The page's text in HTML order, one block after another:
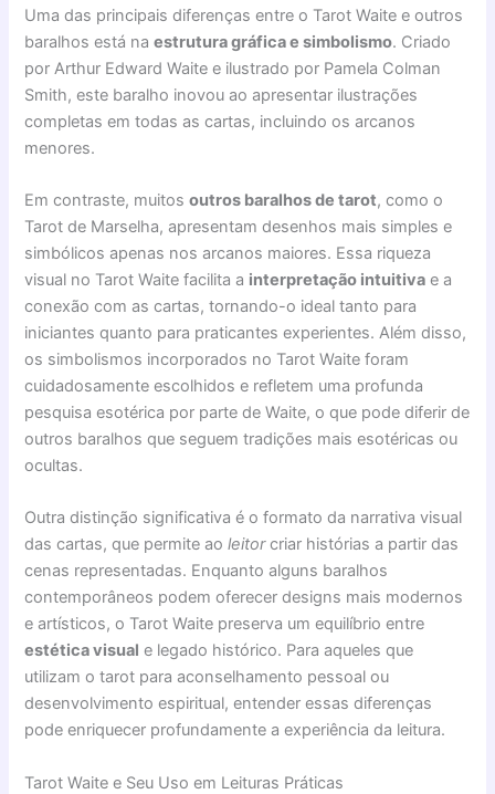
Uma das principais diferenças entre o Tarot Waite e outros
baralhos está naestrutura gráfica e simbolismo. Criado
por Arthur Edward Waite e ilustrado por Pamela Colman
Smith, este baralho inovou ao apresentar ilustrações
completas em todas as cartas, incluindo os arcanos
menores.
Em contraste, muitosoutros baralhos de tarot, como o
Tarot de Marselha, apresentam desenhos mais simples e
simbólicos apenas nos arcanos maiores. Essa riqueza
visual no Tarot Waite facilita a interpretação intuitiva e a
conexão com as cartas, tornando-o ideal tanto para
iniciantes quanto para praticantes experientes. Além disso,
os simbolismos incorporados no Tarot Waite foram
cuidadosamente escolhidos e refletem uma profunda
pesquisa esotérica por parte de Waite, o que pode diferir de
outros baralhos que seguem tradições mais esotéricas ou
ocultas.
Outra distinção significativa é o formato da narrativa visual
das cartas, que permite aoleitorcriar histórias a partir das
cenas representadas. Enquanto alguns baralhos
contemporâneos podem oferecer designs mais modernos
e artísticos, o Tarot Waite preserva um equilíbrio entre
estética visual e legado histórico. Para aqueles que
utilizam o tarot para aconselhamento pessoal ou
desenvolvimento espiritual, entender essas diferenças
pode enriquecer profundamente a experiência da leitura.
Tarot Waite e Seu Uso em Leituras Práticas